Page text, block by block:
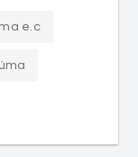
e.c